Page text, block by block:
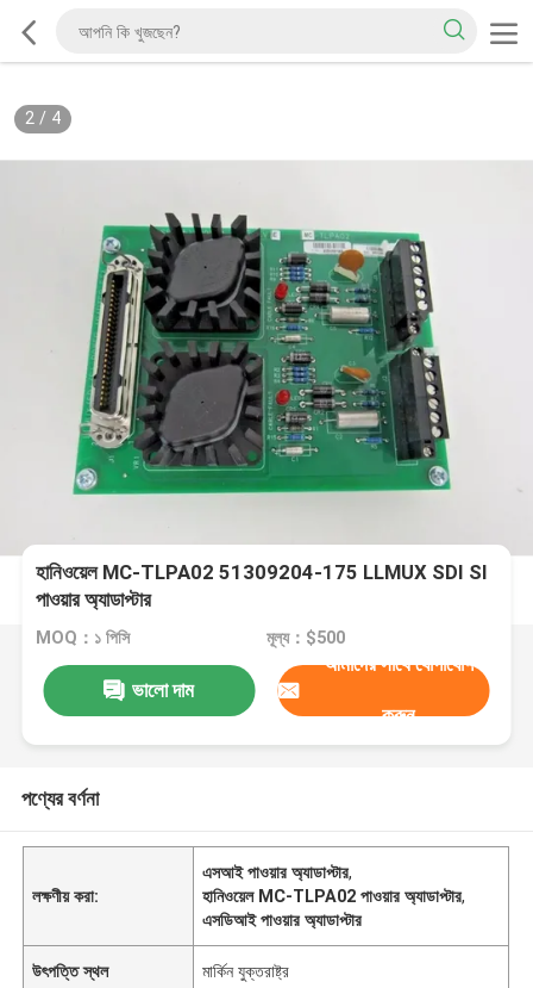
2/ 4
হানিওয়েল MC-TLPA02 51309204-175 LLMUX SDI SI
পাওয়ার অ্যাডাপ্টার
MOQ：১ পিসি মূল্য：$500
ভালো দাম
আমাদের সাথে যোগাযোগ
করুন
পণ্যের বর্ণনা
লক্ষণীয় করা:
এসআই পাওয়ার অ্যাডাপ্টার,
হানিওয়েল MC-TLPA02 পাওয়ার অ্যাডাপ্টার,
এসডিআই পাওয়ার অ্যাডাপ্টার
উৎপত্তি স্থল মার্কিন যুক্তরাষ্ট্র